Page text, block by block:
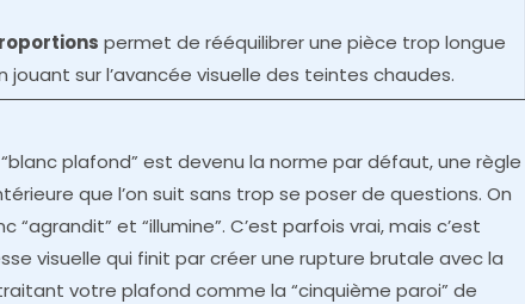
permet de rééquilibrer une pièce trop longue
sur l’avancée visuelle des teintes chaudes.
plafond” est devenu la norme par défaut, une règle
que l’on suit sans trop se poser de questions. On
“agrandit” et “illumine”. C’est parfois vrai, mais c’est
visuelle qui finit par créer une rupture brutale avec la
votre plafond comme la “cinquième paroi” de